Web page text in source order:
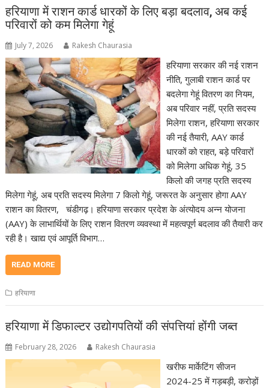
हरियाणा में राशन कार्ड धारकों के लिए बड़ा बदलाव, अब कई
परिवारों को कम मिलेगा गेहूं
July 7, 2026 Rakesh Chaurasia
हरियाणा सरकार की नई राशन
नीति, गुलाबी राशन कार्ड पर
बदलेगा गेहूं वितरण का नियम,
अब परिवार नहीं, प्रति सदस्य
मिलेगा राशन, हरियाणा सरकार
की नई तैयारी, AAY कार्ड
धारकों को राहत, बड़े परिवारों
को मिलेगा अधिक गेहूं, 35
किलो की जगह प्रति सदस्य
मिलेगा गेहूं, अब प्रति सदस्य मिलेगा 7 किलो गेहूं, जरूरत के अनुसार होगा AAY
राशन का वितरण, चंडीगढ़। हरियाणा सरकार प्रदेश के अंत्योदय अन्न योजना
(AAY) के लाभार्थियों के लिए राशन वितरण व्यवस्था में महत्वपूर्ण बदलाव की तैयारी कर
रही है। खाद्य एवं आपूर्ति विभाग…
READ MORE
हरियाणा
हरियाणा में डिफाल्टर उद्योगपतियों की संपत्तियां होंगी जब्त
February 28, 2026 Rakesh Chaurasia
खरीफ मार्केटिंग सीजन
2024-25 में गड़बड़ी, करोड़ों